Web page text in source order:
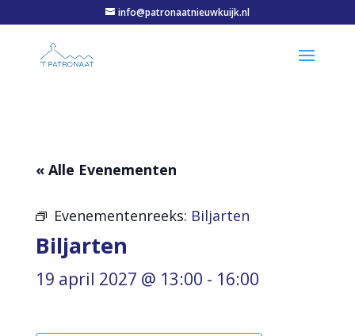
info@patronaatnieuwkuijk.nl
« Alle Evenementen
Evenementenreeks: Biljarten
Biljarten
19 april 2027 @ 13:00 - 16:00